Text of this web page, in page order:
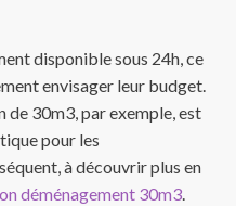
disponible sous 24h, ce
envisager leur budget.
de 30m3, par exemple, est
pour les
à découvrir plus en
déménagement 30m3.